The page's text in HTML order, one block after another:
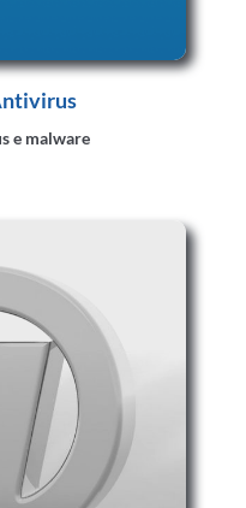
e malware